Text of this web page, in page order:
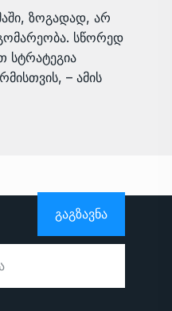
ზოგადად, არ
სწორედ
სტრატეგია
– ამის
ᲒᲐᲒᲖᲐᲕᲜᲐ